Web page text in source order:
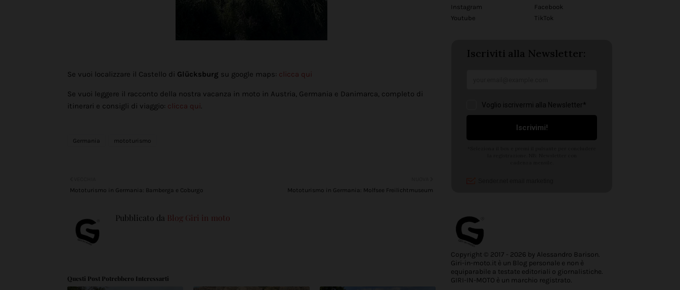
Se vuoi localizzare il Castello di Glücksburg su google maps: clicca qui
Se vuoi leggere il racconto della nostra vacanza in moto in Austria, Germania e Danimarca, completo di
itinerari e consigli di viaggio: clicca qui.
Germania mototurismo
Mototurismo in Germania: Molfsee Freilichtmuseum
Mototurismo in Germania: Bamberga e Coburgo
Pubblicato da Blog Giri in moto
Questi Post Potrebbero Interessarti
Instagram
Facebook
Youtube
TikTok
Copyright © 2017 - 2026 by Alessandro Barison.
Giri-in-moto.it è un Blog personale e non è
equiparabile a testate editoriali o giornalistiche.
GIRI-IN-MOTO è un marchio registrato.